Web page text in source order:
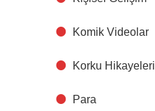
Komik Videolar
Korku Hikayeleri
Para